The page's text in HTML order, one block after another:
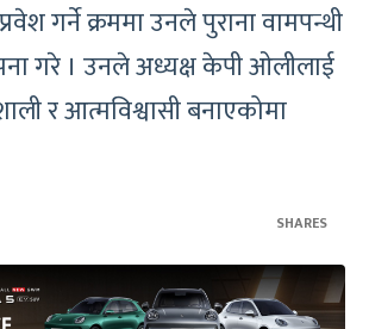
गर्ने क्रममा उनले पुराना वामपन्थी
गरे । उनले अध्यक्ष केपी ओलीलाई
र आत्मविश्वासी बनाएकोमा
SHARES